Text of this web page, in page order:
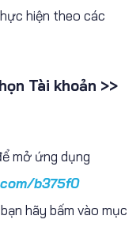
hiện theo các
Tài khoản >>
mở ứng dụng
b375f0
hãy bấm vào mục